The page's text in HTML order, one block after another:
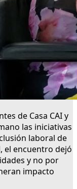
de Casa CAI y
las iniciativas
laboral de
el encuentro dejó
y no por
impacto